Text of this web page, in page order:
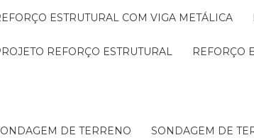
REFORÇO ESTRUTURAL COM VIGA METÁLICA
PROJETO REFORÇO ESTRUTURAL REFORÇO
SONDAGEM DE TERRENO SONDAGEM DE